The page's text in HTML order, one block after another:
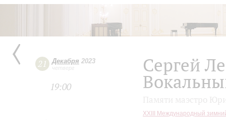
21 Декабря 2023
четверг
19:00
Сергей
XXIII Международный